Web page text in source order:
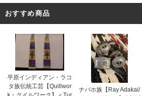
おすすめ商品
平原インディアン・ラコ
タ族伝統工芸【Quillwor
ナバホ族【Ray Adakai/